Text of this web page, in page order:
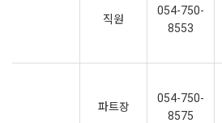
직원
054-750-
8553
파트장
054-750-
8575